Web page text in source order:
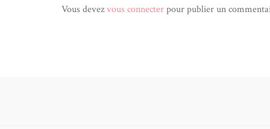
Vous devezvous connecterpour publier un